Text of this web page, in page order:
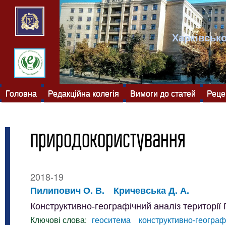
Головна Редакційна колегія Вимоги до статей
природокористування
2018-19
Пилипович О. В.
Кричевська Д. А.
Конструктивно-географічний аналіз
Ключові слова: геоситема
конструктивно-